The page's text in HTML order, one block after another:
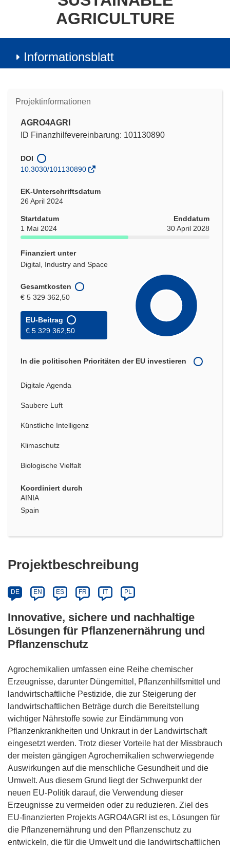
AGRICULTURE
Informationsblatt
Projektinformationen
AGRO4AGRI
ID Finanzhilfevereinbarung: 101130890
DOI
10.3030/101130890
EK-Unterschriftsdatum
26 April 2024
Startdatum
1 Mai 2024
Enddatum
30 April 2028
Finanziert unter
Digital, Industry and Space
Gesamtkosten
€ 5 329 362,50
EU-Beitrag
€ 5 329 362,50
In die politischen Prioritäten der EU investieren
Digitale Agenda
Saubere Luft
Künstliche Intelligenz
Klimaschutz
Biologische Vielfalt
Koordiniert durch
AINIA
Spain
Projektbeschreibung
DE EN ES FR IT PL
Innovative, sichere und nachhaltige
Lösungen für Pflanzenernährung und
Pflanzenschutz
Agrochemikalien umfassen eine Reihe chemischer
Erzeugnisse, darunter Düngemittel, Pflanzenhilfsmittel und
landwirtschaftliche Pestizide, die zur Steigerung der
landwirtschaftlichen Beträge durch die Bereitstellung
wichtiger Nährstoffe sowie zur Eindämmung von
Pflanzenkrankheiten und Unkraut in der Landwirtschaft
eingesetzt werden. Trotz dieser Vorteile hat der Missbrauch
der meisten gängigen Agrochemikalien schwerwiegende
Auswirkungen auf die menschliche Gesundheit und die
Umwelt. Aus diesem Grund liegt der Schwerpunkt der
neuen EU-Politik darauf, die Verwendung dieser
Erzeugnisse zu vermeiden oder zu reduzieren. Ziel des
EU-finanzierten Projekts AGRO4AGRI ist es, Lösungen für
die Pflanzenernährung und den Pflanzenschutz zu
entwickeln, die für die Umwelt und die landwirtschaftlichen